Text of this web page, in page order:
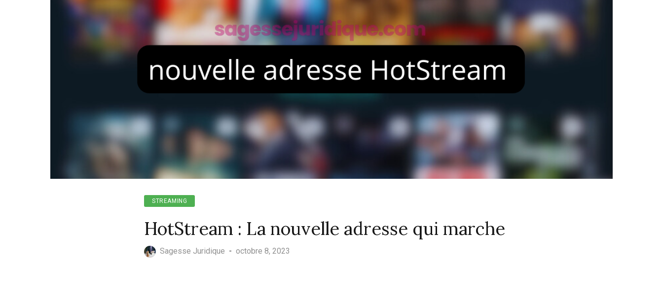
STREAMING
HotStream : La nouvelle adresse qui marche
Sagesse Juridique - octobre 8, 2023